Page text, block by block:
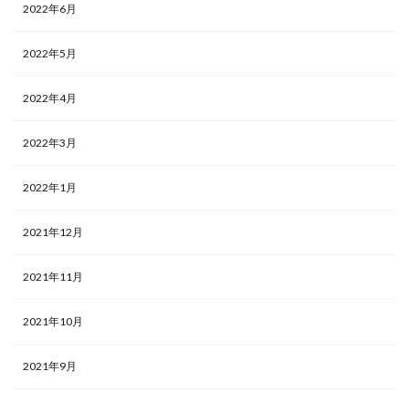
2022年6月
2022年5月
2022年4月
2022年3月
2022年1月
2021年12月
2021年11月
2021年10月
2021年9月